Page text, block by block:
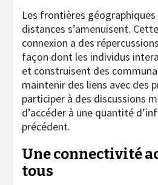
Les frontières
distances s’amenuisent.
connexion a des
façon dont les individus
et construisent des
maintenir des liens avec des
participer à des discussions
d’accéder à une quantité
précédent.
Une connectivité
tous